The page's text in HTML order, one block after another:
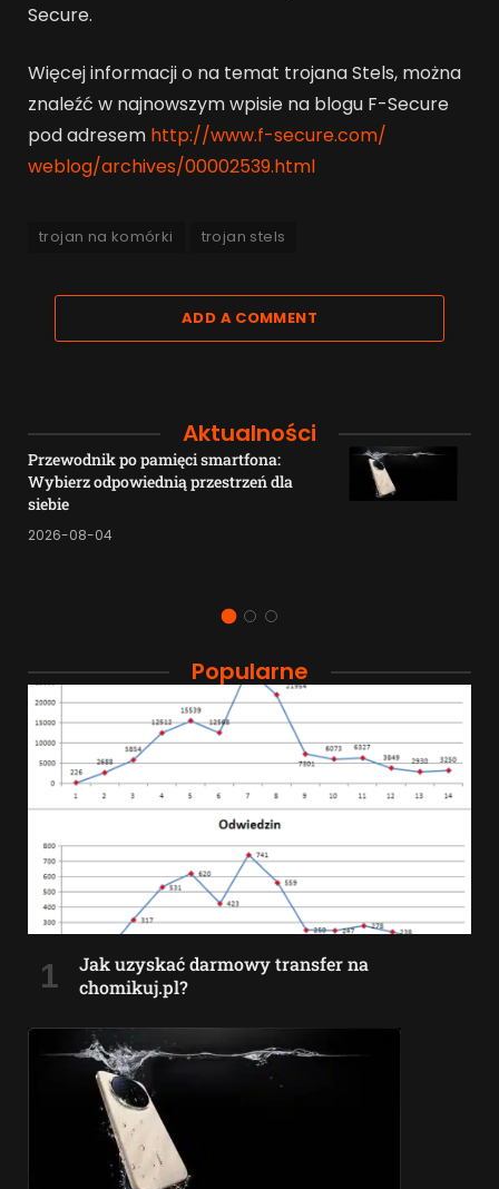
Secure.
Więcej informacji o na temat trojana Stels, można
znaleźć w najnowszym wpisie na blogu F-Secure
pod adresem http://www.f-secure.com/
weblog/archives/00002539.html
trojan na komórki trojan stels
ADD A COMMENT
Aktualności
Przewodnik po pamięci smartfona:
Wybierz odpowiednią przestrzeń dla
siebie
2026-08-04
Popularne
Jak uzyskać darmowy transfer na
chomikuj.pl?